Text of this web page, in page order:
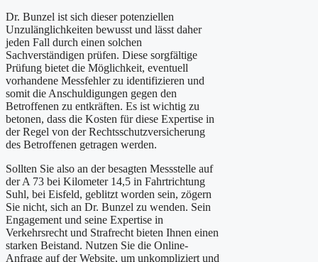
Dr. Bunzel ist sich dieser potenziellen
Unzulänglichkeiten bewusst und lässt daher
jeden Fall durch einen solchen
Sachverständigen prüfen. Diese sorgfältige
Prüfung bietet die Möglichkeit, eventuell
vorhandene Messfehler zu identifizieren und
somit die Anschuldigungen gegen den
Betroffenen zu entkräften. Es ist wichtig zu
betonen, dass die Kosten für diese Expertise in
der Regel von der Rechtsschutzversicherung
des Betroffenen getragen werden.
Sollten Sie also an der besagten Messstelle auf
der A 73 bei Kilometer 14,5 in Fahrtrichtung
Suhl, bei Eisfeld, geblitzt worden sein, zögern
Sie nicht, sich an Dr. Bunzel zu wenden. Sein
Engagement und seine Expertise in
Verkehrsrecht und Strafrecht bieten Ihnen einen
starken Beistand. Nutzen Sie die Online-
Anfrage auf der Website, um unkompliziert und